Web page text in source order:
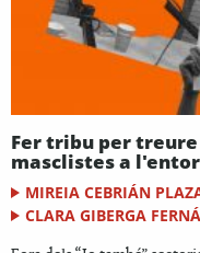
Fer tribu per
masclistes a
MIREIA CEBRIÁN
CLARA GIBERGA